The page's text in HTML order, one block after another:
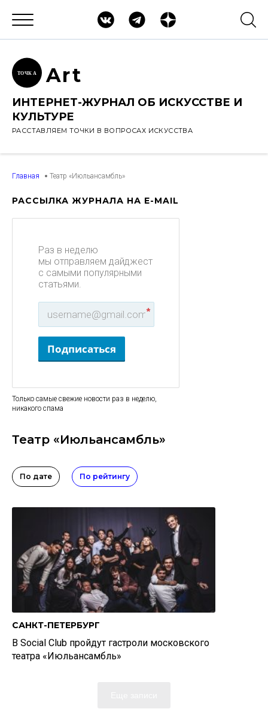
ТОЧК А Art
ИНТЕРНЕТ-ЖУРНАЛ ОБ ИСКУССТВЕ И
КУЛЬТУРЕ
РАССТАВЛЯЕМ ТОЧКИ В ВОПРОСАХ ИСКУССТВА
Главная Театр «Июльансамбль»
РАССЫЛКА ЖУРНАЛА НА E-MAIL
Раз в неделю
мы отправляем дайджест
с самыми популярными
статьями.
*
Подписаться
Только самые свежие новости раз в неделю,
никакого спама
Театр «Июльансамбль»
По дате По рейтингу
САНКТ-ПЕТЕРБУРГ
В Social Club пройдут гастроли московского
театра «Июльансамбль»